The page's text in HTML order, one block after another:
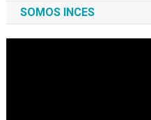
SOMOS INCES